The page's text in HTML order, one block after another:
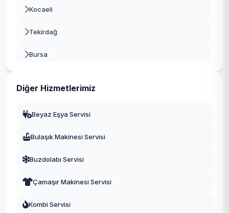
Kocaeli
Tekirdağ
Bursa
Diğer Hizmetlerimiz
Beyaz Eşya Servisi
Bulaşık Makinesi Servisi
Buzdolabı Servisi
Çamaşır Makinesi Servisi
Kombi Servisi